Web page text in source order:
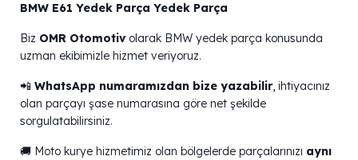
BMW E61 Yedek Parça Yedek Parça
Biz OMR Otomotivolarak BMW yedek parça konusunda
uzman ekibimizle hizmet veriyoruz.
📲 WhatsApp numaramızdan bize yazabilir, ihtiyacınız
olan parçayı şase numarasına göre net şekilde
sorgulatabilirsiniz.
🚚 Moto kurye hizmetimiz olan bölgelerde parçalarınızı aynı